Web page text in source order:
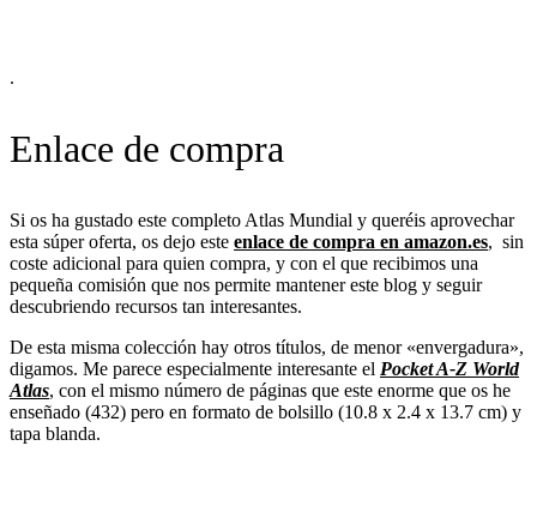
.
Enlace de compra
Si os ha gustado este completo Atlas Mundial y queréis aprovechar
esta súper oferta, os dejo este enlace de compra en amazon.es, sin
coste adicional para quien compra, y con el que recibimos una
pequeña comisión que nos permite mantener este blog y seguir
descubriendo recursos tan interesantes.
De esta misma colección hay otros títulos, de menor «envergadura»,
digamos. Me parece especialmente interesante el Pocket A-Z World
Atlas, con el mismo número de páginas que este enorme que os he
enseñado (432) pero en formato de bolsillo (10.8 x 2.4 x 13.7 cm) y
tapa blanda.